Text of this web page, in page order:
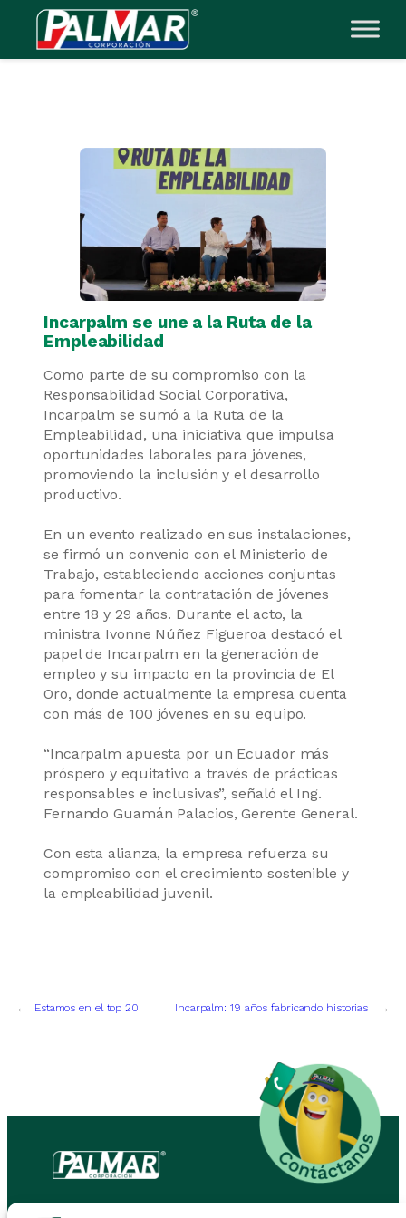
Incarpalm se une a la Ruta de la
Empleabilidad
Como parte de su compromiso con la
Responsabilidad Social Corporativa,
Incarpalm se sumó a la Ruta de la
Empleabilidad, una iniciativa que impulsa
oportunidades laborales para jóvenes,
promoviendo la inclusión y el desarrollo
productivo.
En un evento realizado en sus instalaciones,
se firmó un convenio con el Ministerio de
Trabajo, estableciendo acciones conjuntas
para fomentar la contratación de jóvenes
entre 18 y 29 años. Durante el acto, la
ministra Ivonne Núñez Figueroa destacó el
papel de Incarpalm en la generación de
empleo y su impacto en la provincia de El
Oro, donde actualmente la empresa cuenta
con más de 100 jóvenes en su equipo.
“Incarpalm apuesta por un Ecuador más
próspero y equitativo a través de prácticas
responsables e inclusivas”, señaló el Ing.
Fernando Guamán Palacios, Gerente General.
Con esta alianza, la empresa refuerza su
compromiso con el crecimiento sostenible y
la empleabilidad juvenil.
← Estamos en el top 20 Incarpalm: 19 años fabricando historias →